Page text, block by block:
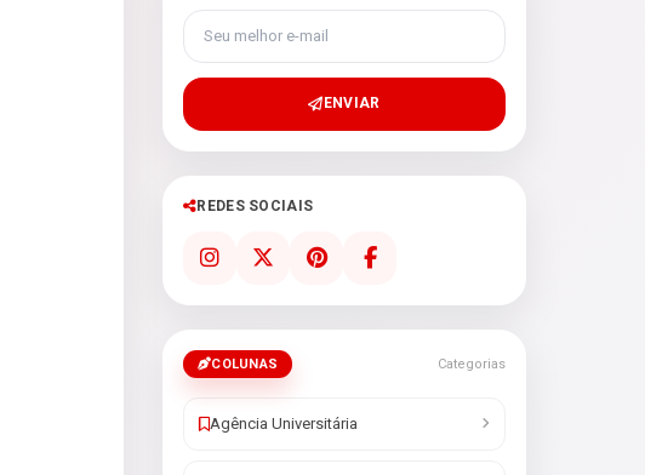
Seu melhor e-mail
ENVIAR
REDES SOCIAIS
COLUNAS Categorias
Agência Universitária